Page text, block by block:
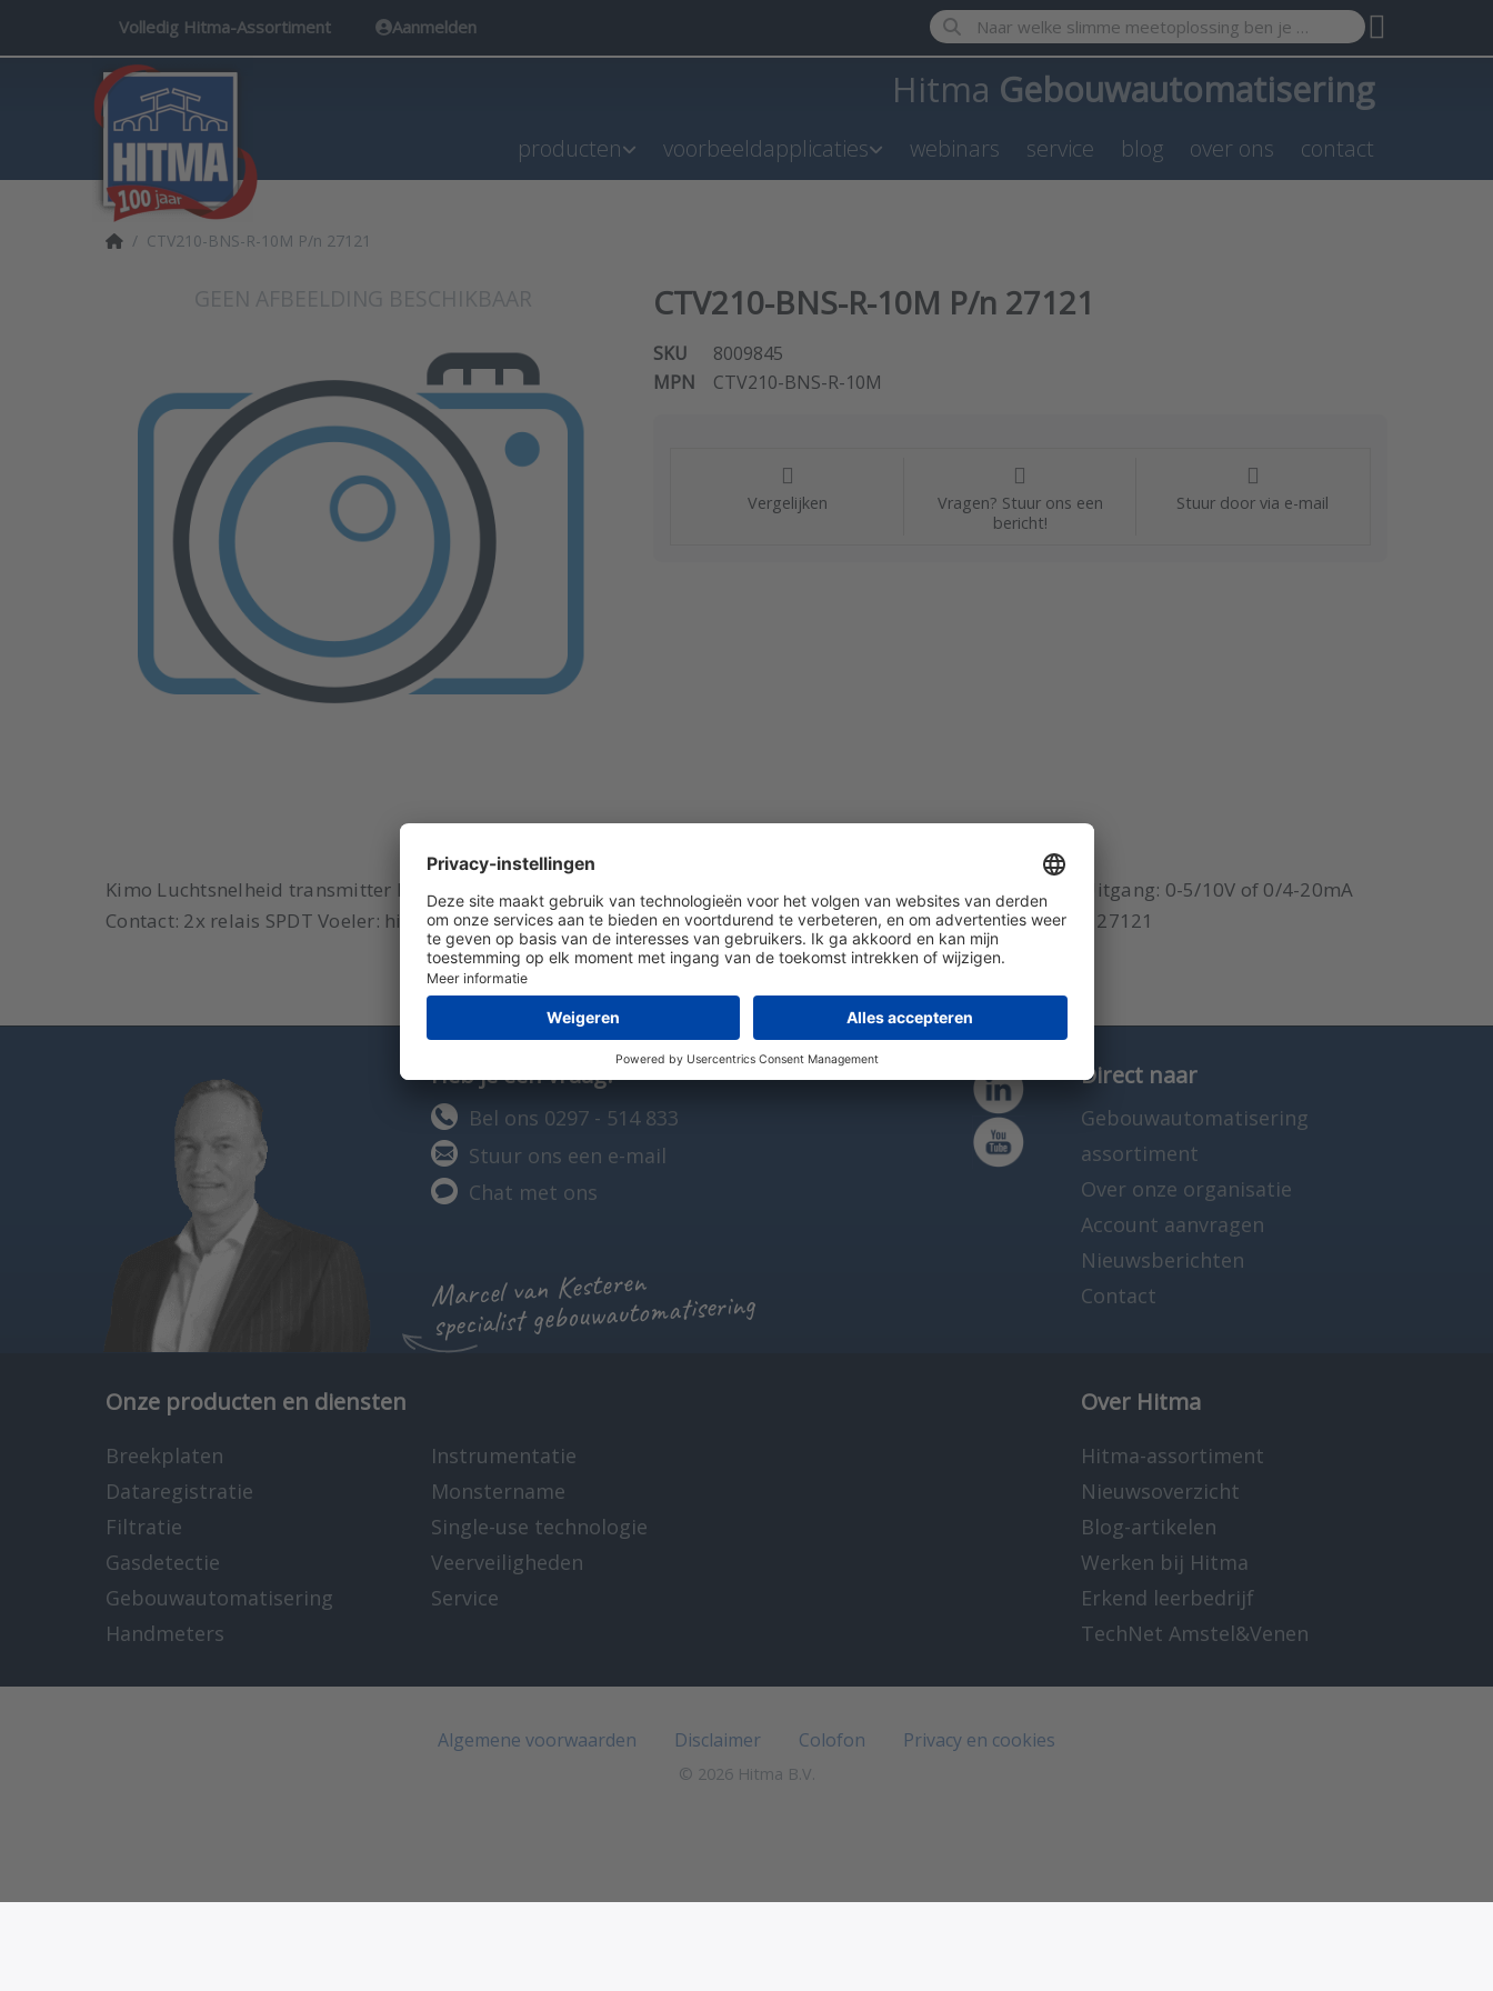
Volledig Hitma-Assortiment Aanmelden Enter a search term. Results will appear automatically as you type.
Hitma Gebouwautomatisering
producten voorbeeldapplicaties webinars service blog over ons contact
Startpagina
CTV210-BNS-R-10M P/n 27121
CTV210-BNS-R-10M P/n 27121
SKU
8009845
MPN
CTV210-BNS-R-10M
Vergelijken
Vragen? Stuur ons een
bericht!
Stuur door via e-mail
Kimo Luchtsnelheid transmitter Model: CTV210-BNS-R-10M Bereik: 0...30 m/s en 0...50°C Voeding: 24 Vac/dc Uitgang: 0-5/10V of 0/4-20mA
Contact: 2x relais SPDT Voeler: hittedraad 300 mm Zonder display Inclusief verlengkabel, lengte 10 meter P/n 27121
Heb je een vraag?
Bel ons 0297 - 514 833
Stuur ons een e-mail
Chat met ons
Marcel van Kesteren
specialist gebouwautomatisering
Direct naar
Gebouwautomatisering
assortiment
Over onze organisatie
Account aanvragen
Nieuwsberichten
Contact
Onze producten en diensten
Breekplaten
Dataregistratie
Filtratie
Gasdetectie
Gebouwautomatisering
Handmeters
Instrumentatie
Monstername
Single-use technologie
Veerveiligheden
Service
Over Hitma
Hitma-assortiment
Nieuwsoverzicht
Blog-artikelen
Werken bij Hitma
Erkend leerbedrijf
TechNet Amstel&Venen
Algemene voorwaarden Disclaimer Colofon Privacy en cookies
© 2026 Hitma B.V.